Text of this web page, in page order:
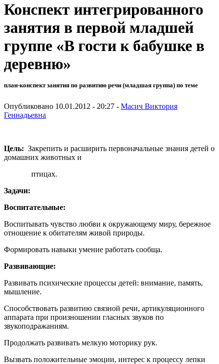
Конспект интегрированного
занятия в первой младшей
группе «В гости к бабушке в
деревню»
план-конспект занятия по развитию речи (младшая группа) по теме
Опубликовано 10.01.2012 - 20:27 - Масич Виктория
Геннадьевна
Цель: Закрепить и расширить первоначальные знания детей о
домашних животных и
птицах.
Задачи:
Воспитательные:
Воспитывать чувство любви к окружающему миру, бережное
отношение к обитателям живой природы.
Формировать навыки умение работать сообща.
Развивающие:
Развивать психические процессы детей: внимание, память,
мышление.
Способствовать развитию связной речи, артикуляционного
аппарата при произношении гласных звуков по
звукоподражаниям.
Продолжать развивать мелкую моторику рук.
Вызвать положительные эмоции, интерес к процессу лепки